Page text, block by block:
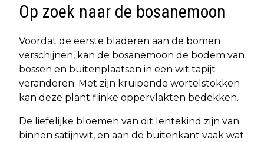
Op zoek naar de bosanemoon
Voordat de eerste bladeren aan de bomen
verschijnen, kan de bosanemoon de bodem van
bossen en buitenplaatsen in een wit tapijt
veranderen. Met zijn kruipende wortelstokken
kan deze plant flinke oppervlakten bedekken.
De liefelijke bloemen van dit lentekind zijn van
binnen satijnwit, en aan de buitenkant vaak wat